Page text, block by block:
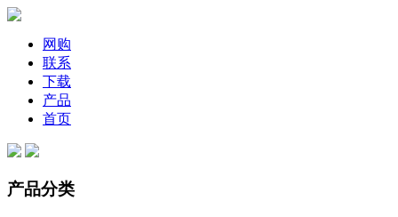
网购
联系
下载
产品
首页
产品分类